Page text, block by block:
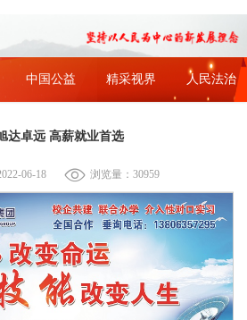
中国公益 精采视界 人民法治
达卓远 高薪就业首选
06-18 浏览量：30959